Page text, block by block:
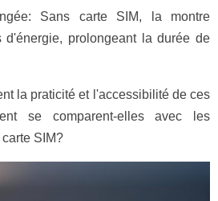
Sans carte SIM, la montre
d'énergie, prolongeant la durée de
la praticité et l'accessibilité de ces
se comparent-elles avec les
SIM?